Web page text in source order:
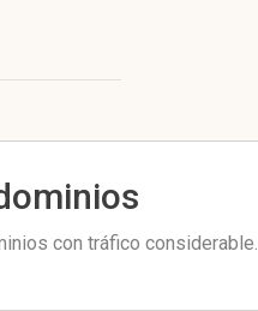
con tráfico considerable.